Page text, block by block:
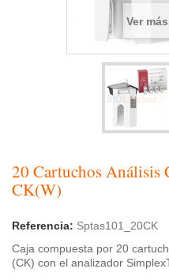
Ver
20 Cartuchos Análisis
CK(W)
Referencia: Sptas101_20CK
Caja compuesta por 20
(CK) con el analizador